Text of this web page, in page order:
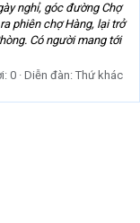
nghỉ, góc đường Chợ
phiên chợ Hàng, lại trở
Có người mang tới
0 Diễn đàn: Thứ khác